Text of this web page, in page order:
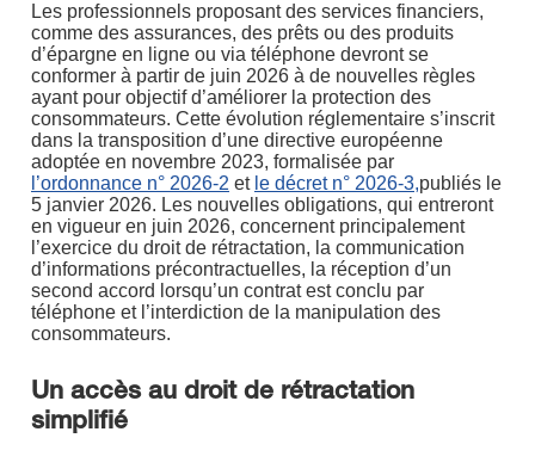
Les professionnels proposant des services financiers,
comme des assurances, des prêts ou des produits
d’épargne en ligne ou via téléphone devront se
conformer à partir de juin 2026 à de nouvelles règles
ayant pour objectif d’améliorer la protection des
consommateurs. Cette évolution réglementaire s’inscrit
dans la transposition d’une directive européenne
adoptée en novembre 2023, formalisée par
l’ordonnance n° 2026-2 et le décret n° 2026-3,publiés le
5 janvier 2026. Les nouvelles obligations, qui entreront
en vigueur en juin 2026, concernent principalement
l’exercice du droit de rétractation, la communication
d’informations précontractuelles, la réception d’un
second accord lorsqu’un contrat est conclu par
téléphone et l’interdiction de la manipulation des
consommateurs.
Un accès au droit de rétractation
simplifié